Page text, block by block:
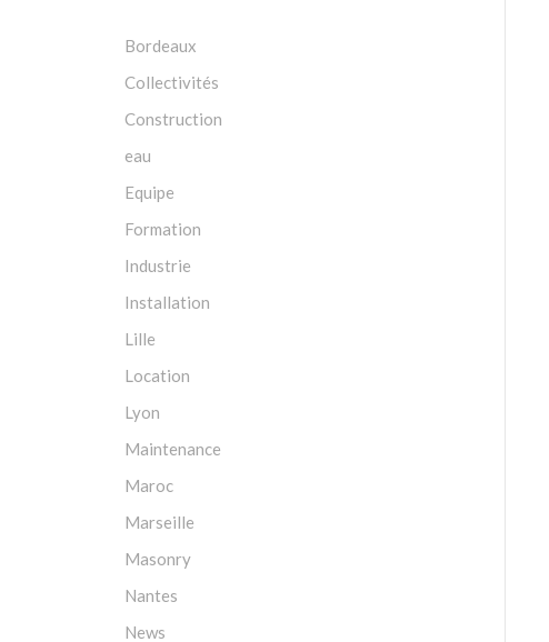
Bordeaux
Collectivités
Construction
eau
Equipe
Formation
Industrie
Installation
Lille
Location
Lyon
Maintenance
Maroc
Marseille
Masonry
Nantes
News